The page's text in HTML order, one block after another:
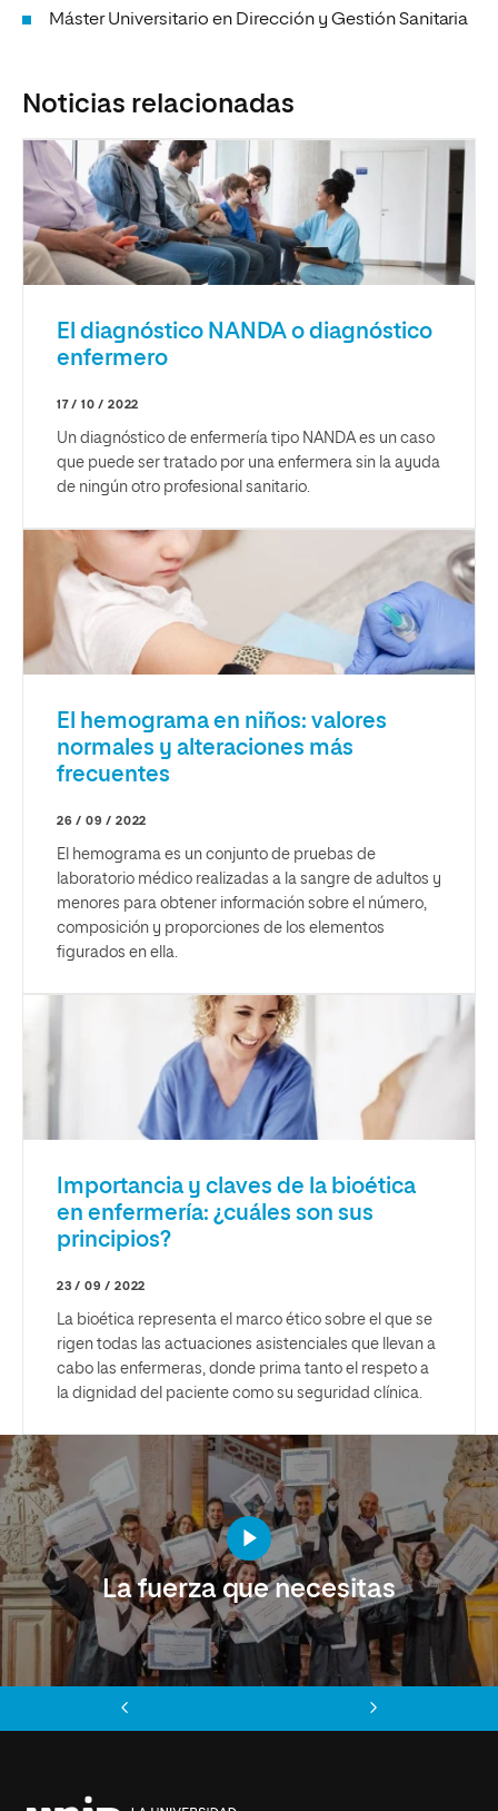
Máster Universitario en Dirección y Gestión Sanitaria
Noticias relacionadas
El diagnóstico NANDA o diagnóstico
enfermero
17 / 10 / 2022
Un diagnóstico de enfermería tipo NANDA es un caso
que puede ser tratado por una enfermera sin la ayuda
de ningún otro profesional sanitario.
El hemograma en niños: valores
normales y alteraciones más
frecuentes
26 / 09 / 2022
El hemograma es un conjunto de pruebas de
laboratorio médico realizadas a la sangre de adultos y
menores para obtener información sobre el número,
composición y proporciones de los elementos
figurados en ella.
Importancia y claves de la bioética
en enfermería: ¿cuáles son sus
principios?
23 / 09 / 2022
La bioética representa el marco ético sobre el que se
rigen todas las actuaciones asistenciales que llevan a
cabo las enfermeras, donde prima tanto el respeto a
la dignidad del paciente como su seguridad clínica.
La fuerza que necesitas